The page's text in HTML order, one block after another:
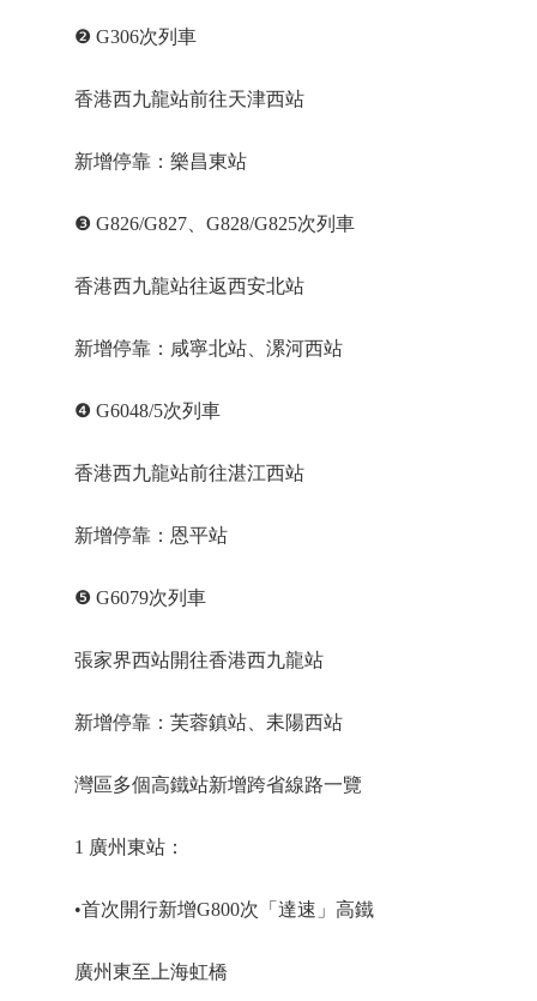
❷ G306次列車
香港西九龍站前往天津西站
新增停靠：樂昌東站
❸ G826/G827、G828/G825次列車
香港西九龍站往返西安北站
新增停靠：咸寧北站、漯河西站
❹ G6048/5次列車
香港西九龍站前往湛江西站
新增停靠：恩平站
❺ G6079次列車
張家界西站開往香港西九龍站
新增停靠：芙蓉鎮站、耒陽西站
灣區多個高鐵站新增跨省線路一覽
1 廣州東站：
•首次開行新增G800次「達速」高鐵
廣州東至上海虹橋